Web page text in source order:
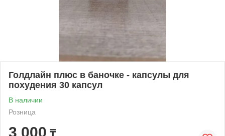
Голдлайн плюс в баночке - капсулы для
похудения 30 капсул
В наличии
Розница
3 000